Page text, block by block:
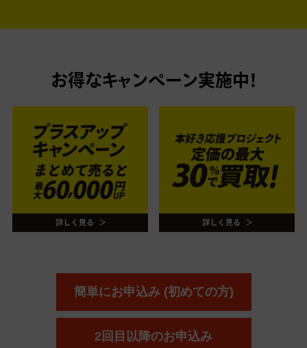
お得なキャンペーン実施中！
簡単にお申込み (初めての方)
2回目以降のお申込み